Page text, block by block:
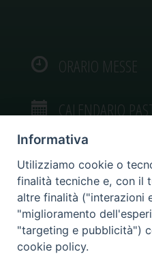
ORARIO MESSE
CALENDARIO
VIDEOGALLERY
PHOTOGALLERY
Informativa
Utilizziamo cookie o
finalità tecniche e, con il
altre finalità ("interazioni
"miglioramento
"targeting e pubblicità")
cookie policy.